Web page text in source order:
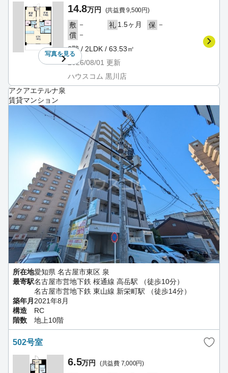
写真を見る
14.8万円 (共益費 9,500円)
敷 － 礼 1.5ヶ月 保 －
償 －
6階 / 2LDK / 63.53㎡
2026/08/01 更新
ハウスコム 黒川店
アクアエテルナ泉
賃貸マンション
所在地愛知県 名古屋市東区 泉
最寄駅名古屋市営地下鉄 桜通線 高岳駅 （徒歩10分）
名古屋市営地下鉄 東山線 新栄町駅 （徒歩14分）
築年月 2021年8月
構造
RC
階数
地上10階
502号室
6.5万円 (共益費 7,000円)